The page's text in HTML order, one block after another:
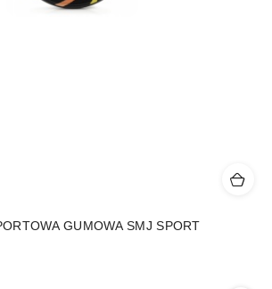
GUMOWA SMJ SPORT